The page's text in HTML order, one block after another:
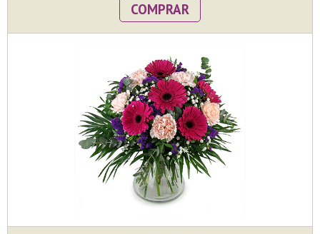
COMPRAR